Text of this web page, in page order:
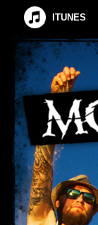
ITUNES